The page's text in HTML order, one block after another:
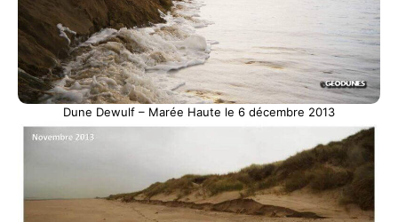
Dune Dewulf – Marée Haute le 6 décembre 2013